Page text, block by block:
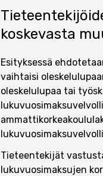
koskevasta
Esityksessä
vaihtaisi
oleskelulupaa tai
Tieteentekijät
lukuvuosimaksujen